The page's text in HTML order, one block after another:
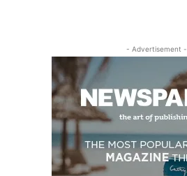
- Advertisement -